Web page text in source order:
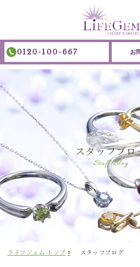
0120-100-667 お
スタッフブロ
Staff Blog
ライフジェム トップ スタッフブログ